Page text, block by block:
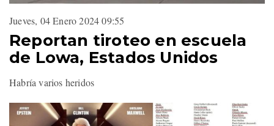
Jueves, 04 Enero 2024 09:55
Reportan tiroteo en escuela
de Lowa, Estados Unidos
Habría varios heridos